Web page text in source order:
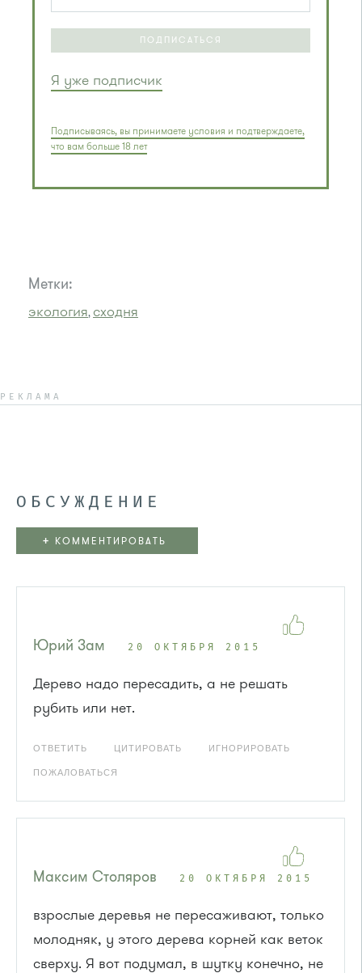
ПОДПИСАТЬСЯ
Я уже подписчик
Подписываясь, вы принимаете условия и подтверждаете,
что вам больше 18 лет
Метки:
экология, сходня
РЕКЛАМА
ОБСУЖДЕНИЕ
+ КОММЕНТИРОВАТЬ
Юрий Зам 20 ОКТЯБРЯ 2015
Дерево надо пересадить, а не решать
рубить или нет.
ОТВЕТИТЬ ЦИТИРОВАТЬ ИГНОРИРОВАТЬ
ПОЖАЛОВАТЬСЯ
Максим Столяров 20 ОКТЯБРЯ 2015
взрослые деревья не пересаживают, только
молодняк, у этого дерева корней как веток
сверху. Я вот подумал, в шутку конечно, не